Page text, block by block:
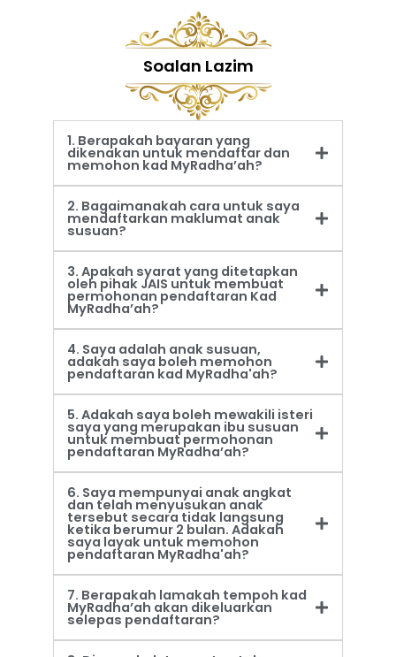
Soalan Lazim
1. Berapakah bayaran yang
dikenakan untuk mendaftar dan
memohon kad MyRadha’ah?
2. Bagaimanakah cara untuk saya
mendaftarkan maklumat anak
susuan?
3. Apakah syarat yang ditetapkan
oleh pihak JAIS untuk membuat
permohonan pendaftaran Kad
MyRadha’ah?
4. Saya adalah anak susuan,
adakah saya boleh memohon
pendaftaran kad MyRadha'ah?
5. Adakah saya boleh mewakili isteri
saya yang merupakan ibu susuan
untuk membuat permohonan
pendaftaran MyRadha’ah?
6. Saya mempunyai anak angkat
dan telah menyusukan anak
tersebut secara tidak langsung
ketika berumur 2 bulan. Adakah
saya layak untuk memohon
pendaftaran MyRadha'ah?
7. Berapakah lamakah tempoh kad
MyRadha’ah akan dikeluarkan
selepas pendaftaran?